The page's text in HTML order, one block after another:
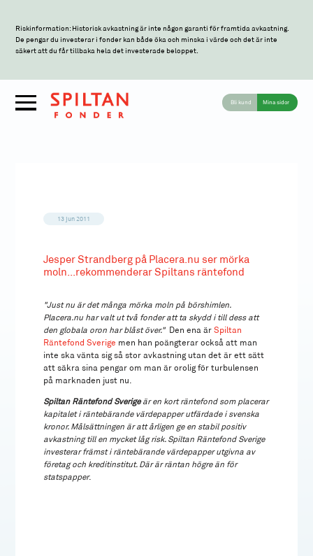
Riskinformation: Historisk avkastning är inte någon garanti för framtida avkastning.
De pengar du investerar i fonder kan både öka och minska i värde och det är inte
säkert att du får tillbaka hela det investerade beloppet.
Bli kund Mina sidor
13 jun 2011
Jesper Strandberg på Placera.nu ser mörka
moln...rekommenderar Spiltans räntefond
"Just nu är det många mörka moln på börshimlen.
Placera.nu har valt ut två fonder att ta skydd i till dess att
den globala oron har blåst över." Den ena ärSpiltan
Räntefond Sverige men han poängterar också att man
inte ska vänta sig så stor avkastning utan det är ett sätt
att säkra sina pengar om man är orolig för turbulensen
på marknaden just nu.
Spiltan Räntefond Sverigeär en kort räntefond som placerar
kapitalet i räntebärande värdepapper utfärdade i svenska
kronor. Målsättningen är att årligen ge en stabil positiv
avkastning till en mycket låg risk. Spiltan Räntefond Sverige
investerar främst i räntebärande värdepapper utgivna av
företag och kreditinstitut. Där är räntan högre än för
statspapper.